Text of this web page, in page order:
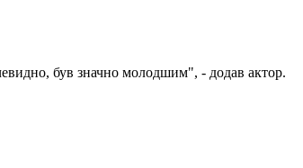
був значно молодшим", - додав актор.